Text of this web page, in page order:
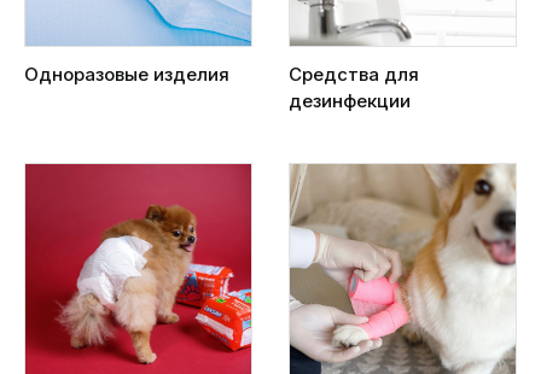
Одноразовые изделия
Средства для
дезинфекции